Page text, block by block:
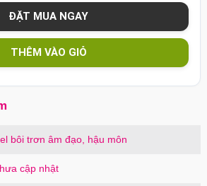
THÊM VÀO GIỎ
bôi trơn âm đạo, hậu môn
cập nhật